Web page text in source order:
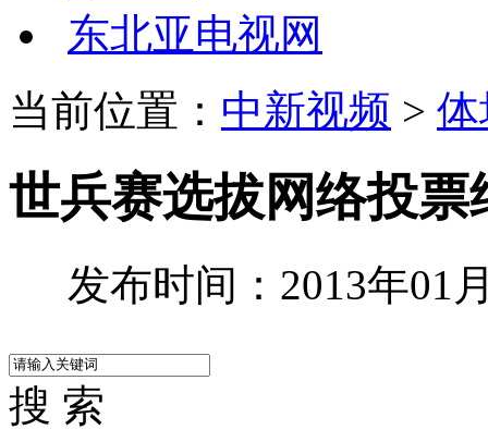
东北亚电视网
当前位置： 中新视频 >
世兵赛选拔网络投
发布时间：2013年01
搜 索